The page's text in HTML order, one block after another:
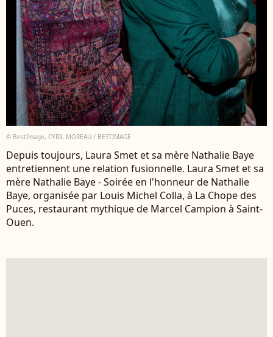
© BestImage, CYRIL MOREAU / BESTIMAGE
Depuis toujours, Laura Smet et sa mère Nathalie Baye
entretiennent une relation fusionnelle. Laura Smet et sa
mère Nathalie Baye - Soirée en l'honneur de Nathalie
Baye, organisée par Louis Michel Colla, à La Chope des
Puces, restaurant mythique de Marcel Campion à Saint-
Ouen.